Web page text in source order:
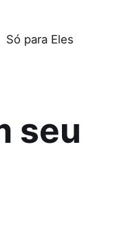
Só para Eles
seu